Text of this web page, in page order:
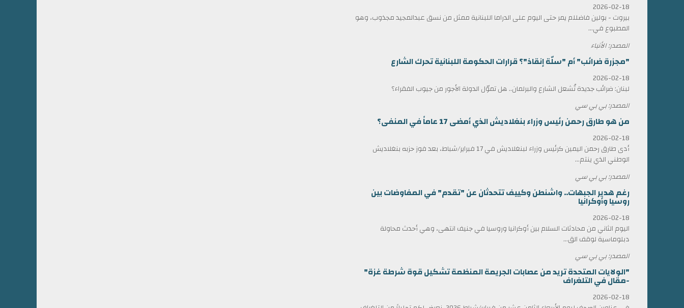
2026-02-18
بيروت - بولين فاضللم يمر حتى اليوم على الدراما اللبنانية ممثل من نسق عبدالمجيد مجذوب، وهو
المطبوع في...
المصدر: الأنباء
"مجزرة ضرائب" أم "سلّة إنقاذ"؟ قرارات الحكومة اللبنانية تحرك الشارع
2026-02-18
لبنان: ضرائب جديدة تُشعل الشارع والبرلمان.. هل تموّل الدولة الأجور من جيوب الفقراء؟
المصدر: بي بي سي
من هو طارق رحمن رئيس وزراء بنغلاديش الذي أمضى 17 عاماً في المنفى؟
2026-02-18
أدى طارق رحمن اليمين كرئيس وزراء لبنغلاديش في 17 فبراير/شباط، بعد فوز حزبه بنغلاديش
الوطني الذي ينتم...
المصدر: بي بي سي
رغم هدير الجبهات.. واشنطن وكييف تتحدثان عن "تقدم" في المفاوضات بين
روسيا وأوكرانيا
2026-02-18
اليوم الثاني من محادثات السلام بين أوكرانيا وروسيا في جنيف انتهى، وهي أحدث محاولة
دبلوماسية لوقف الق...
المصدر: بي بي سي
"الولايات المتحدة تريد من عصابات الجريمة المنظمة تشكيل قوة شرطة غزة"
-مقال في التلغراف
2026-02-18